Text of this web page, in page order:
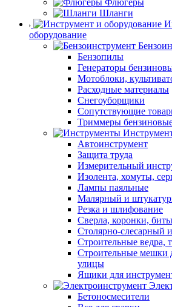
Флюгеры
Шланги
оборудование
Бензопилы
Генераторы
Мотоблоки,
Расходные материалы
Снегоуборщики
Сопутствующие
Триммеры
Автоинструмент
Защита труда
Измерительный
Изолента, хомуты,
Лампы паяльные
Малярный и
Резка и шлифование
Сверла, коронки,
Столярно-слесарный
Строительные ведра,
Строительные мешки
улицы
Ящики для
Бетоносмесители